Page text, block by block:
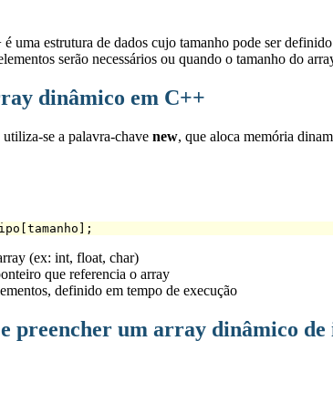
é uma estrutura de dados cujo tamanho pode ser
serão necessários ou quando o tamanho do
dinâmico em C++
se a palavra-chave new, que aloca memória
(ex: int, float, char)
que referencia o array
definido em tempo de execução
preencher um array dinâmico de